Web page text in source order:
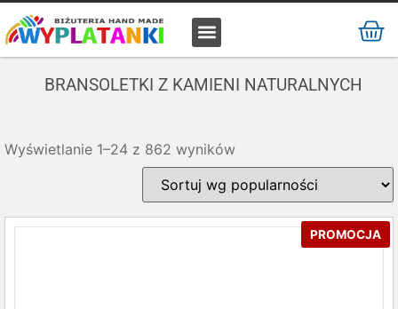
BRANSOLETKI Z KAMIENI NATURALNYCH
Wyświetlanie 1–24 z 862 wyników
PROMOCJA